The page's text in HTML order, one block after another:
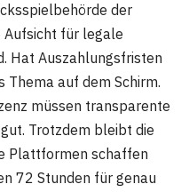
der
Aufsicht für legale
Hat Auszahlungsfristen
Thema auf dem Schirm.
müssen transparente
Trotzdem bleibt die
Plattformen schaffen
72 Stunden für genau